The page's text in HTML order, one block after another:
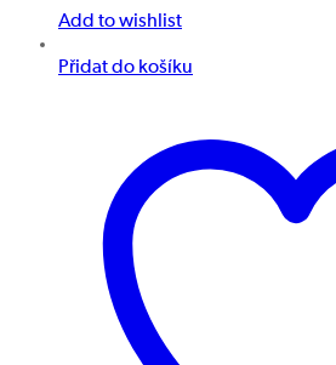
Add to wishlist
Přidat do košíku